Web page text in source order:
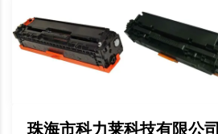
珠海市科力莱科技有限公司